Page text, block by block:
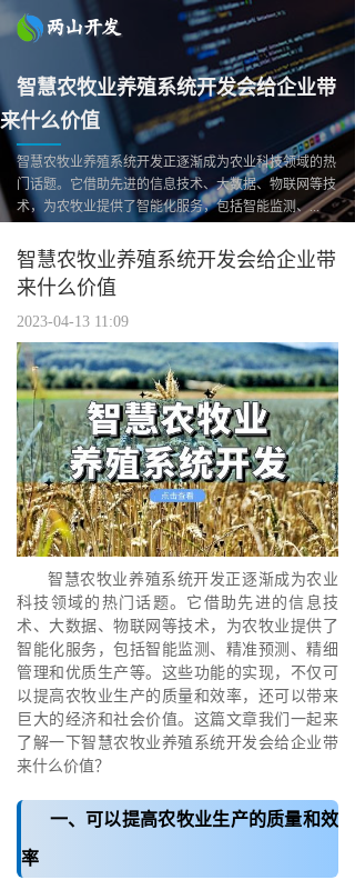
智慧农牧业养殖系统开发会给企业带
来什么价值
智慧农牧业养殖系统开发正逐渐成为农业科技领域的热
门话题。它借助先进的信息技术、大数据、物联网等技
术，为农牧业提供了智能化服务，包括智能监测、...
智慧农牧业养殖系统开发会给企业带
来什么价值
2023-04-13 11:09
智慧农牧业养殖系统开发正逐渐成为农业
科技领域的热门话题。它借助先进的信息技
术、大数据、物联网等技术，为农牧业提供了
智能化服务，包括智能监测、精准预测、精细
管理和优质生产等。这些功能的实现，不仅可
以提高农牧业生产的质量和效率，还可以带来
巨大的经济和社会价值。这篇文章我们一起来
了解一下智慧农牧业养殖系统开发会给企业带
来什么价值？
一、可以提高农牧业生产的质量和效
率